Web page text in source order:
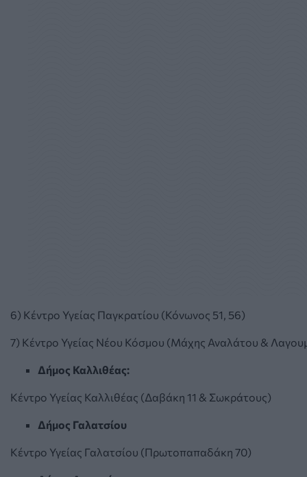
6) Κέντρο Υγείας Παγκρατίου (Κόνωνος 51, 56)
7) Κέντρο Υγείας Νέου Κόσμου (Μάχης Αναλάτου &
Δήμος Καλλιθέας:
Κέντρο Υγείας Καλλιθέας (Δαβάκη 11 & Σωκράτους)
Δήμος Γαλατσίου
Κέντρο Υγείας Γαλατσίου (Πρωτοπαπαδάκη 70)